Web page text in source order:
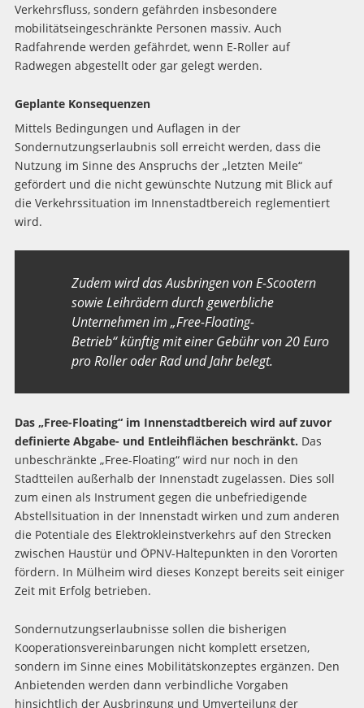
Verkehrsfluss, sondern gefährden insbesondere
mobilitätseingeschränkte Personen massiv. Auch
Radfahrende werden gefährdet, wenn E-Roller auf
Radwegen abgestellt oder gar gelegt werden.
Geplante Konsequenzen
Mittels Bedingungen und Auflagen in der
Sondernutzungserlaubnis soll erreicht werden, dass die
Nutzung im Sinne des Anspruchs der „letzten Meile“
gefördert und die nicht gewünschte Nutzung mit Blick auf
die Verkehrssituation im Innenstadtbereich reglementiert
wird.
Zudem wird das Ausbringen von E-Scootern
sowie Leihrädern durch gewerbliche
Unternehmen im „Free-Floating-
Betrieb“ künftig mit einer Gebühr von 20 Euro
pro Roller oder Rad und Jahr belegt.
Das „Free-Floating“ im Innenstadtbereich wird auf zuvor
definierte Abgabe- und Entleihflächen beschränkt. Das
unbeschränkte „Free-Floating“ wird nur noch in den
Stadtteilen außerhalb der Innenstadt zugelassen. Dies soll
zum einen als Instrument gegen die unbefriedigende
Abstellsituation in der Innenstadt wirken und zum anderen
die Potentiale des Elektrokleinstverkehrs auf den Strecken
zwischen Haustür und ÖPNV-Haltepunkten in den Vororten
fördern. In Mülheim wird dieses Konzept bereits seit einiger
Zeit mit Erfolg betrieben.
Sondernutzungserlaubnisse sollen die bisherigen
Kooperationsvereinbarungen nicht komplett ersetzen,
sondern im Sinne eines Mobilitätskonzeptes ergänzen. Den
Anbietenden werden dann verbindliche Vorgaben
hinsichtlich der Ausbringung und Umverteilung der